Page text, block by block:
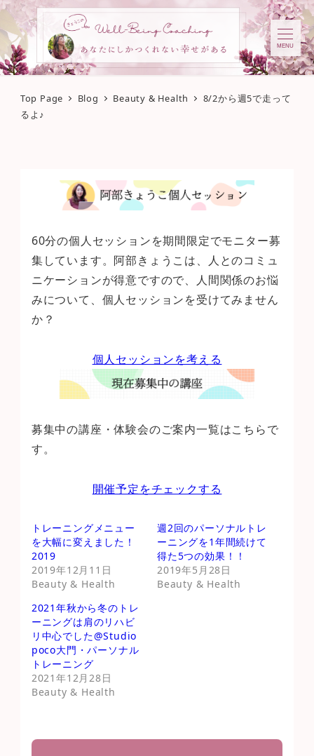
MENU
Top Page Blog Beauty & Health
8/2から週5で走って
るよ♪
60分の個人セッションを期間限定でモニター募
集しています。阿部きょうこは、人とのコミュ
ニケーションが得意ですので、人間関係のお悩
みについて、個人セッションを受けてみません
か？
個人セッションを考える
募集中の講座・体験会のご案内一覧はこちらで
す。
開催予定をチェックする
トレーニングメニュー
を大幅に変えました！
2019
2019年12月11日
Beauty & Health
週2回のパーソナルトレ
ーニングを1年間続けて
得た5つの効果！！
2019年5月28日
Beauty & Health
2021年秋から冬のトレ
ーニングは肩のリハビ
リ中心でした@Studio
poco大門・パーソナル
トレーニング
2021年12月28日
Beauty & Health